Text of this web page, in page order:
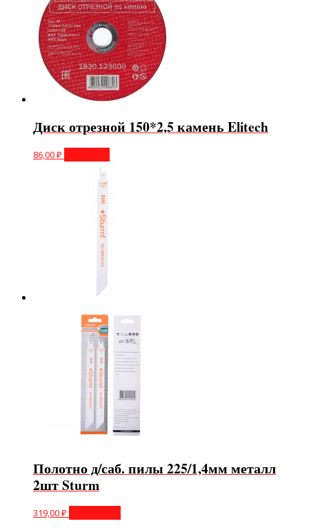
Диск отрезной 150*2,5 камень Elitech
86,00₽
Полотно д/саб. пилы 225/1,4мм металл
2шт Sturm
319,00₽